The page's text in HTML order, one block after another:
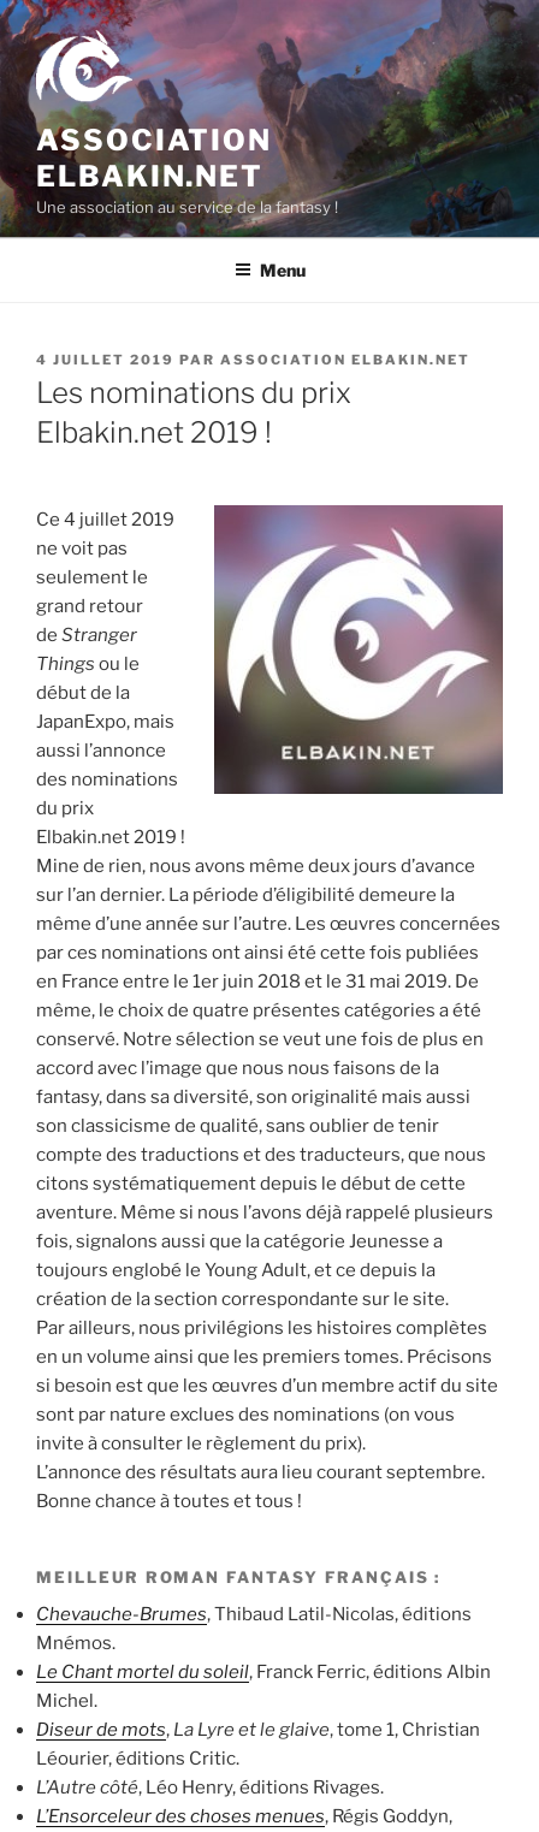
Aller
au
contenu
principal
ASSOCIATION
ELBAKIN.NET
Une association au service de la fantasy !
Menu
PUBLIÉ
LE
4 JUILLET 2019 PAR ASSOCIATION ELBAKIN.NET
Les nominations du prix
Elbakin.net 2019 !
Ce 4 juillet 2019
ne voit pas
seulement le
grand retour
de Stranger
Things ou le
début de la
JapanExpo, mais
aussi l’annonce
des nominations
du prix
Elbakin.net 2019 !
Mine de rien, nous avons même deux jours d’avance
sur l’an dernier. La période d’éligibilité demeure la
même d’une année sur l’autre. Les œuvres concernées
par ces nominations ont ainsi été cette fois publiées
en France entre le 1er juin 2018 et le 31 mai 2019. De
même, le choix de quatre présentes catégories a été
conservé. Notre sélection se veut une fois de plus en
accord avec l’image que nous nous faisons de la
fantasy, dans sa diversité, son originalité mais aussi
son classicisme de qualité, sans oublier de tenir
compte des traductions et des traducteurs, que nous
citons systématiquement depuis le début de cette
aventure. Même si nous l’avons déjà rappelé plusieurs
fois, signalons aussi que la catégorie Jeunesse a
toujours englobé le Young Adult, et ce depuis la
création de la section correspondante sur le site.
Par ailleurs, nous privilégions les histoires complètes
en un volume ainsi que les premiers tomes. Précisons
si besoin est que les œuvres d’un membre actif du site
sont par nature exclues des nominations (on vous
invite à consulter le règlement du prix).
L’annonce des résultats aura lieu courant septembre.
Bonne chance à toutes et tous !
MEILLEUR ROMAN FANTASY FRANÇAIS :
Chevauche-Brumes, Thibaud Latil-Nicolas, éditions
Mnémos.
Le Chant mortel du soleil, Franck Ferric, éditions Albin
Michel.
Diseur de mots, La Lyre et le glaive, tome 1, Christian
Léourier, éditions Critic.
L’Autre côté, Léo Henry, éditions Rivages.
L’Ensorceleur des choses menues, Régis Goddyn,